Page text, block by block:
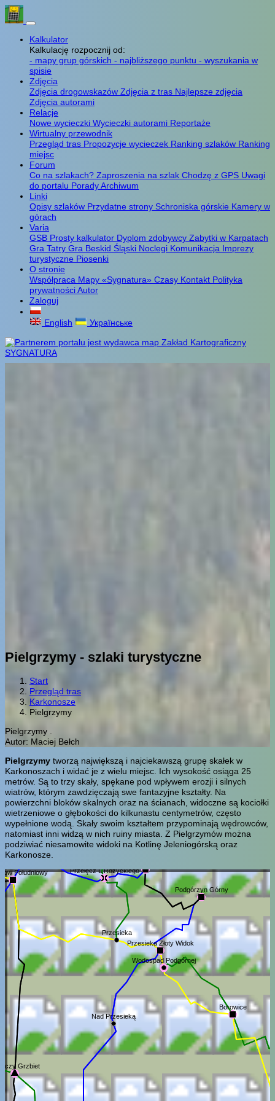
Kalkulator
Kalkulację rozpocznij od:
- mapy grup górskich - najbliższego punktu - wyszukania w
spisie
Zdjęcia
Zdjęcia drogowskazów Zdjęcia z tras Najlepsze zdjęcia
Zdjęcia autorami
Relacje
Nowe wycieczki Wycieczki autorami Reportaże
Wirtualny przewodnik
Przegląd tras Propozycje wycieczek Ranking szlaków Ranking
miejsc
Forum
Co na szlakach? Zaproszenia na szlak Chodzę z GPS Uwagi
do portalu PoradyArchiwum
Linki
Opisy szlaków Przydatne strony Schroniska górskie Kamery w
górach
Varia
GSB Prosty kalkulator Dyplom zdobywcy Zabytki w Karpatach
Gra Tatry Gra Beskid Śląski Noclegi Komunikacja Imprezy
turystyczne Piosenki
O stronie
Współpraca Mapy «Sygnatura» Czasy Kontakt Polityka
prywatnościAutor
Zaloguj
English Українське
Pielgrzymy - szlaki turystyczne
Start
Przegląd tras
Karkonosze
Pielgrzymy
Pielgrzymy .
Autor: Maciej Bełch
Pielgrzymy tworzą największą i najciekawszą grupę skałek w
Karkonoszach i widać je z wielu miejsc. Ich wysokość osiąga 25
metrów. Są to trzy skały, spękane pod wpływem erozji i silnych
wiatrów, którym zawdzięczają swe fantazyjne kształty. Na
powierzchni bloków skalnych oraz na ścianach, widoczne są kociołki
wietrzeniowe o głębokości do kilkunastu centymetrów, często
wypełnione wodą. Skały swoim kształtem przypominają wędrowców,
natomiast inni widzą w nich ruiny miasta. Z Pielgrzymów można
podziwiać niesamowite widoki na Kotlinę Jeleniogórską oraz
Karkonosze.
Borowice
Grzbiet
Południowy
Nad Przesieką
Podgórzyn Górny
Przełęcz L.Różyckiego
Przesieka
Przesieka Złoty Widok
Wodospad Podgórnej